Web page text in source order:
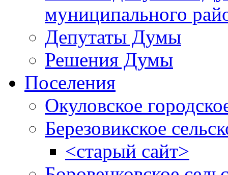
муниципального
Депутаты Думы
Решения Думы
Поселения
Окуловское
Березовикское
<старый сайт>